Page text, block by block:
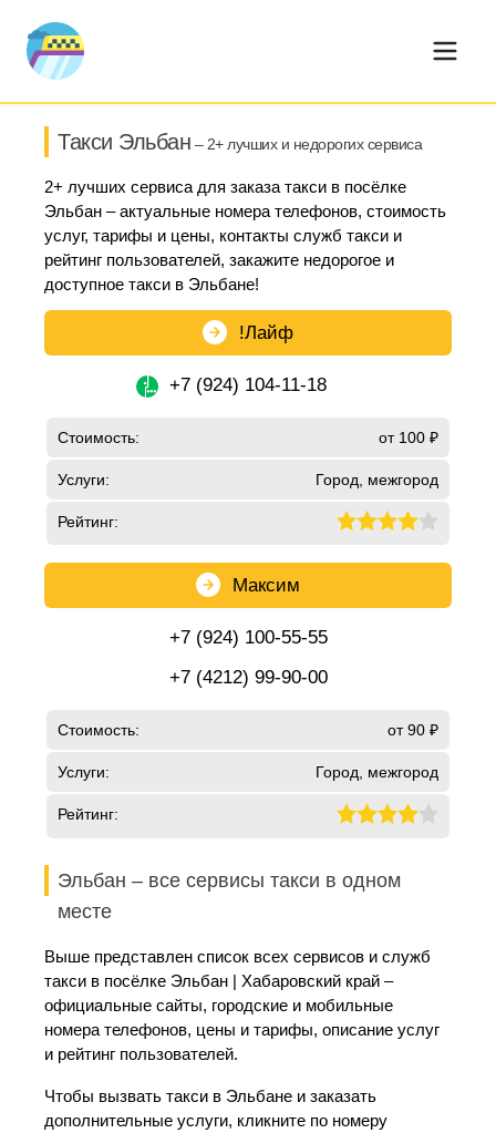
Такси Эльбан – 2+ лучших и недорогих сервиса
2+ лучших сервиса для заказа такси в посёлке
Эльбан – актуальные номера телефонов, стоимость
услуг, тарифы и цены, контакты служб такси и
рейтинг пользователей, закажите недорогое и
доступное такси в Эльбане!
!Лайф
+7 (924) 104-11-18
Стоимость: от 100 ₽
Услуги: Город, межгород
Рейтинг:
Максим
+7 (924) 100-55-55
+7 (4212) 99-90-00
Стоимость: от 90 ₽
Услуги: Город, межгород
Рейтинг:
Эльбан – все сервисы такси в одном
месте
Выше представлен список всех сервисов и служб
такси в посёлке Эльбан | Хабаровский край –
официальные сайты, городские и мобильные
номера телефонов, цены и тарифы, описание услуг
и рейтинг пользователей.
Чтобы вызвать такси в Эльбане и заказать
дополнительные услуги, кликните по номеру